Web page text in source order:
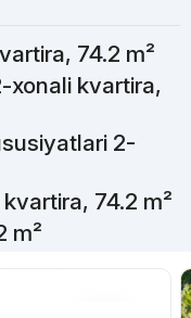
74.2 m²
kvartira,
2-
74.2 m²
m²